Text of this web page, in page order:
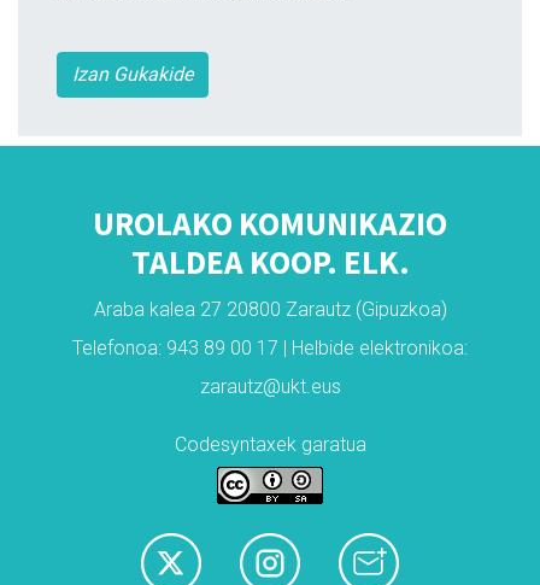
Izan Gukakide
UROLAKO KOMUNIKAZIO
TALDEA KOOP. ELK.
Araba kalea 27 20800 Zarautz (Gipuzkoa)
Telefonoa: 943 89 00 17 | Helbide elektronikoa:
zarautz@ukt.eus
Codesyntaxek garatua